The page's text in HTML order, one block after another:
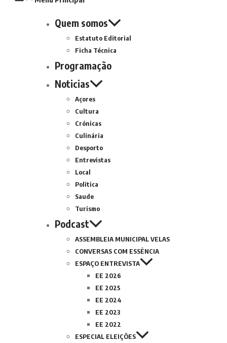
Quem somos
Estatuto Editorial
Ficha Técnica
Programação
Noticias
Açores
Cultura
Crónicas
Culinária
Desporto
Entrevistas
Local
Politica
Saude
Turismo
Podcast
ASSEMBLEIA MUNICIPAL VELAS
CONVERSAS COM ESSÊNCIA
ESPAÇO ENTREVISTA
EE 2026
EE 2025
EE 2024
EE 2023
EE 2022
ESPECIAL ELEIÇÕES